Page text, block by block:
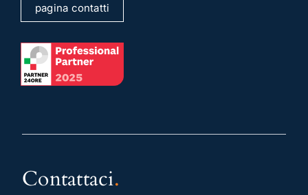
pagina contatti
Contattaci.